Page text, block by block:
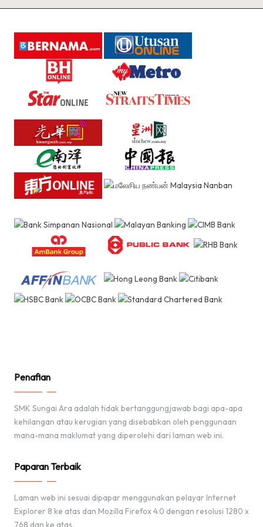
A
Penafian
SMK Sungai Ara adalah tidak bertanggungjawab bagi apa-apa
kehilangan atau kerugian yang disebabkan oleh penggunaan
mana-mana maklumat yang diperolehi dari laman web ini.
Paparan Terbaik
Laman web ini sesuai dipapar menggunakan pelayar Internet
Explorer 8 ke atas dan Mozilla Firefox 4.0 dengan resolusi 1280 x
768 dan ke atas.